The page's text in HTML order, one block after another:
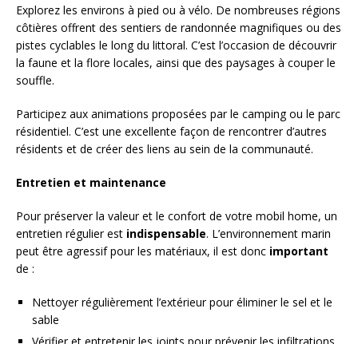
Explorez les environs à pied ou à vélo. De nombreuses régions
côtières offrent des sentiers de randonnée magnifiques ou des
pistes cyclables le long du littoral. C’est l’occasion de découvrir
la faune et la flore locales, ainsi que des paysages à couper le
souffle.
Participez aux animations proposées par le camping ou le parc
résidentiel. C’est une excellente façon de rencontrer d’autres
résidents et de créer des liens au sein de la communauté.
Entretien et maintenance
Pour préserver la valeur et le confort de votre mobil home, un
entretien régulier est indispensable. L’environnement marin
peut être agressif pour les matériaux, il est donc important
de :
Nettoyer régulièrement l’extérieur pour éliminer le sel et le
sable
Vérifier et entretenir les joints pour prévenir les infiltrations